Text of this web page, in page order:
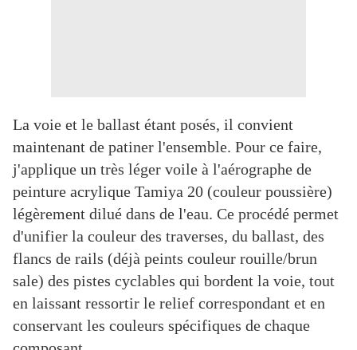
La voie et le ballast étant posés, il convient
maintenant de patiner l'ensemble. Pour ce faire,
j'applique un très léger voile à l'aérographe de
peinture acrylique Tamiya 20 (couleur poussière)
légèrement dilué dans de l'eau. Ce procédé permet
d'unifier la couleur des traverses, du ballast, des
flancs de rails (déjà peints couleur rouille/brun
sale) des pistes cyclables qui bordent la voie, tout
en laissant ressortir le relief correspondant et en
conservant les couleurs spécifiques de chaque